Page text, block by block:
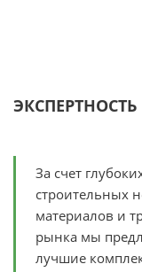
ЭКСПЕРТНОСТЬ
За счет
строительных
материалов и
рынка мы
лучшие